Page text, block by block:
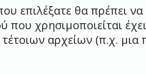
επιλέξατε θα πρέπει
που χρησιμοποιείται
αρχείων (π.χ.